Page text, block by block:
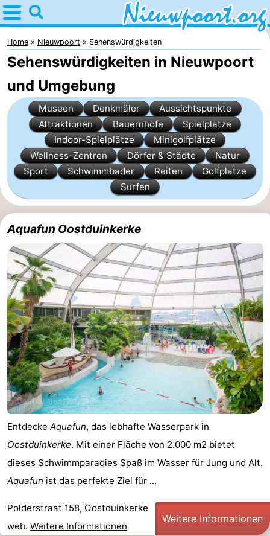
Home
Nieuwpoort
Tipps
Für
kindern
Übernachten
Appartements
Holiday
Suites
Nieuwpoort
-
Holiday
Suites
Westende
Campingplätze
Ferienhäuser
-
Nieuwpoort
-
Oostduinkerke
aan
zee
-
Westende
Hotels
Zimmer
(mit
Frühstück)
Lastminutes
Strand
Sehen
&
tun
-
Museen
-
Home Nieuwpoort Sehenswürdigkeiten
Sehenswürdigkeiten in Nieuwpoort
und Umgebung
Museen Denkmäler
Aussichtspunkte
Attraktionen
Bauernhöfe
Spielplätze
Indoor-Spielplätze
Minigolfplätze
Wellness-Zentren
Dörfer & Städte
Natur
Sport
Schwimmbader Reiten
Golfplatze
Surfen
Aquafun Oostduinkerke
Entdecke Aquafun, das lebhafte Wasserpark in
Oostduinkerke. Mit einer Fläche von 2.000 m2 bietet
dieses Schwimmparadies Spaß im Wasser für Jung und Alt.
Aquafun ist das perfekte Ziel für ...
Polderstraat 158, Oostduinkerke
web. Weitere Informationen
Weitere Informationen